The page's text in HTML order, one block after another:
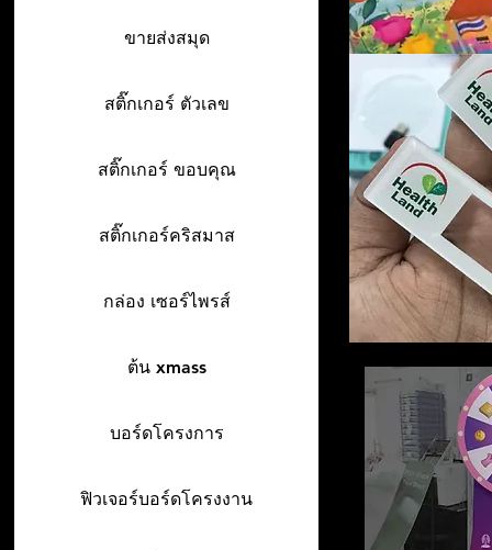
ขายส่งสมุด
สติ๊กเกอร์ ตัวเลข
สติ๊กเกอร์ ขอบคุณ
สติ๊กเกอร์คริสมาส
กล่อง เซอร์ไพรส์
ต้น xmass
บอร์ดโครงการ
ฟิวเจอร์บอร์ดโครงงาน